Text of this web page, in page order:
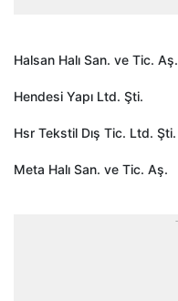
Halsan Halı San. ve Tic. Aş.
Hendesi Yapı Ltd. Şti.
Hsr Tekstil Dış Tic. Ltd. Şti.
Meta Halı San. ve Tic. Aş.